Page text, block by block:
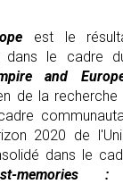
est le
dans le cadre
and
de la recherche
2020 de
dans le
memories